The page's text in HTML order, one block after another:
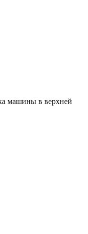
машины в верхней